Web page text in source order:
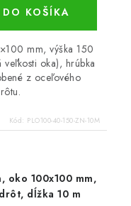
DO KOŠÍKA
mm, výška 150
veľkosti oka), hrúbka
z oceľového
Kód: PLO100-40-150-ZN-10M
oko 100x100 mm,
dĺžka 10 m